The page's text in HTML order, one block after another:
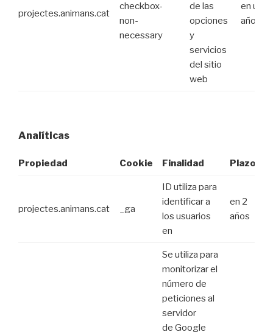
projectes.animans.cat
checkbox-
non-
necessary
de las
opciones
y
servicios
del sitio
web
en un
año
Analíticas
Propiedad Cookie Finalidad Plazo
projectes.animans.cat _ga
ID utiliza para
identificar a
los usuarios
en
en 2
años
Se utiliza para
monitorizar el
número de
peticiones al
servidor
de Google